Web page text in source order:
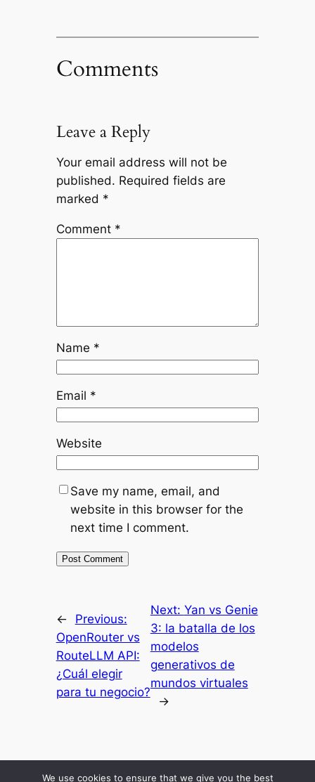
Comments
Leave a Reply
Your email address will not be
published. Required fields are
marked *
Comment *
Name *
Email *
Website
Save my name, email, and
website in this browser for the
next time I comment.
←
Previous:
OpenRouter vs
RouteLLM API:
¿Cuál elegir
para tu negocio?
Next: Yan vs Genie
3: la batalla de los
modelos
generativos de
mundos virtuales
→
ResultadosMis SecretosBlog EconomicoPodcastAbout Me
We use cookies to ensure that we give you the best